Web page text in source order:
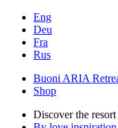
Eng
Deu
Fra
Rus
Buoni ARIA
Shop
Discover the resort